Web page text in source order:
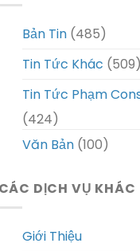
Bản Tin(485)
Tin Tức Khác (509)
Tin Tức Phạm
(424)
Văn Bản(100)
CÁC DỊCH VỤ KHÁC
Giới Thiệu